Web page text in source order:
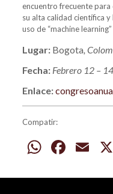
encuentro frecuente
su alta calidad científica
uso de “machine
Lugar: Bogota,
Fecha: Febrero 12 – 14
Enlace:
Compatir: